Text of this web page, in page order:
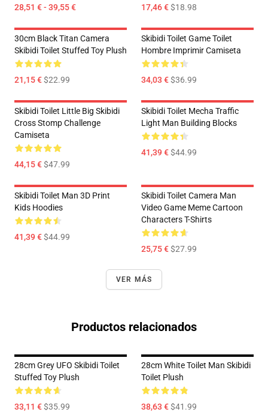
28,51 € - 39,55 € 17,46 €$18.98
30cm Black Titan Camera
Skibidi Toilet Stuffed Toy Plush
21,15 €$22.99
Skibidi Toilet Game Toilet
Hombre Imprimir Camiseta
34,03 €$36.99
Skibidi Toilet Little Big Skibidi
Cross Stomp Challenge
Camiseta
44,15 €$47.99
Skibidi Toilet Mecha Traffic
Light Man Building Blocks
41,39 €$44.99
Skibidi Toilet Man 3D Print
Kids Hoodies
41,39 €$44.99
Skibidi Toilet Camera Man
Video Game Meme Cartoon
Characters T-Shirts
25,75 €$27.99
VER MÁS
Productos relacionados
28cm Grey UFO Skibidi Toilet
Stuffed Toy Plush
33,11 €$35.99
28cm White Toilet Man Skibidi
Toilet Plush
38,63 €$41.99